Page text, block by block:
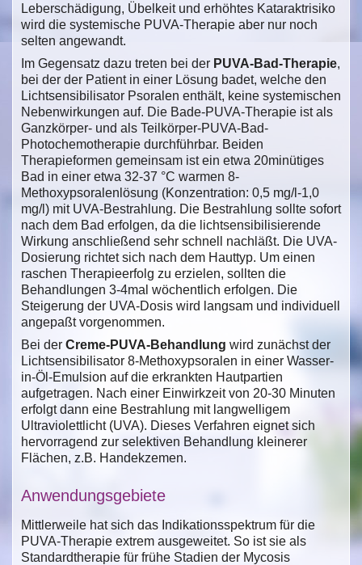
Leberschädigung, Übelkeit und erhöhtes Kataraktrisiko
wird die systemische PUVA-Therapie aber nur noch
selten angewandt.
Im Gegensatz dazu treten bei der PUVA-Bad-Therapie,
bei der der Patient in einer Lösung badet, welche den
Lichtsensibilisator Psoralen enthält, keine systemischen
Nebenwirkungen auf. Die Bade-PUVA-Therapie ist als
Ganzkörper- und als Teilkörper-PUVA-Bad-
Photochemotherapie durchführbar. Beiden
Therapieformen gemeinsam ist ein etwa 20minütiges
Bad in einer etwa 32-37 °C warmen 8-
Methoxypsoralenlösung (Konzentration: 0,5 mg/l-1,0
mg/l) mit UVA-Bestrahlung. Die Bestrahlung sollte sofort
nach dem Bad erfolgen, da die lichtsensibilisierende
Wirkung anschließend sehr schnell nachläßt. Die UVA-
Dosierung richtet sich nach dem Hauttyp. Um einen
raschen Therapieerfolg zu erzielen, sollten die
Behandlungen 3-4mal wöchentlich erfolgen. Die
Steigerung der UVA-Dosis wird langsam und individuell
angepaßt vorgenommen.
Bei der Creme-PUVA-Behandlung wird zunächst der
Lichtsensibilisator 8-Methoxypsoralen in einer Wasser-
in-Öl-Emulsion auf die erkrankten Hautpartien
aufgetragen. Nach einer Einwirkzeit von 20-30 Minuten
erfolgt dann eine Bestrahlung mit langwelligem
Ultraviolettlicht (UVA). Dieses Verfahren eignet sich
hervorragend zur selektiven Behandlung kleinerer
Flächen, z.B. Handekzemen.
Anwendungsgebiete
Mittlerweile hat sich das Indikationsspektrum für die
PUVA-Therapie extrem ausgeweitet. So ist sie als
Standardtherapie für frühe Stadien der Mycosis